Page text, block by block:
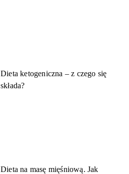
Dieta ketogeniczna – z czego się
składa?
Dieta na masę mięśniową. Jak